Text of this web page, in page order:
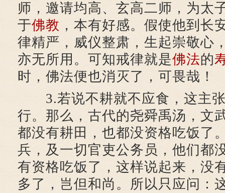
师，邀请均高、玄高二师，为太
于佛教 ，本有好感。假使他到长
律精严，威仪整肃，生起崇敬心
亦无所用。可知戒律就是佛法的
时，佛法便也消灭了，可畏哉！
3.若说不耕就不应食，这主张
行。那么，古代的尧舜禹汤，文
都没有耕田，也都没资格吃饭了
兵，及一切官吏公务员，他们都
有资格吃饭了，这样说起来，没
多了，岂但和尚。所以只应问：